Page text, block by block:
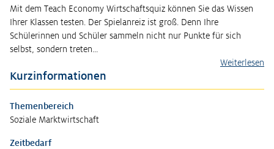
Mit dem Teach Economy Wirtschaftsquiz können Sie das Wissen
Ihrer Klassen testen. Der Spielanreiz ist groß. Denn Ihre
Schülerinnen und Schüler sammeln nicht nur Punkte für sich
selbst, sondern treten…
Weiterlesen
Kurzinformationen
Themenbereich
Soziale Marktwirtschaft
Zeitbedarf